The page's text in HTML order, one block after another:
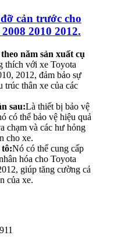
cản trước cho
2010 2012.
năm sản xuất cụ
thích với xe Toyota
2012, đảm bảo sự
trúc thân xe của các
sau:Là thiết bị bảo vệ
có thể bảo vệ hiệu quả
chạm và các hư hỏng
cho xe.
Nó có thể cung cấp
hóa cho Toyota
giúp tăng cường cả
của xe.